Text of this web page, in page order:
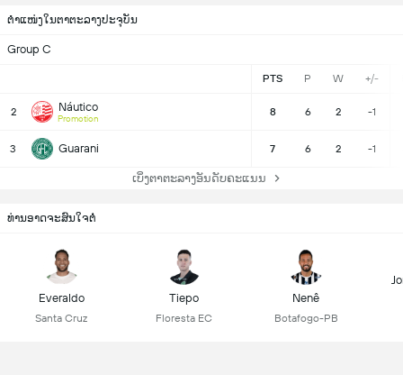
ຕຳແໜ່ງໃນຕາຕະລາງປະຈຸບັນ
Group C
PTS P W +/-
2 Náutico
Promotion
8 6 2 -1
3 Guarani 7 6 2 -1
ເບິ່ງຕາຕະລາງອັນດັບຄະແນນ
ທ່ານອາດຈະສົນໃຈຕໍ່
Everaldo
Santa Cruz
Tiepo
Floresta EC
Nenê
Botafogo-PB